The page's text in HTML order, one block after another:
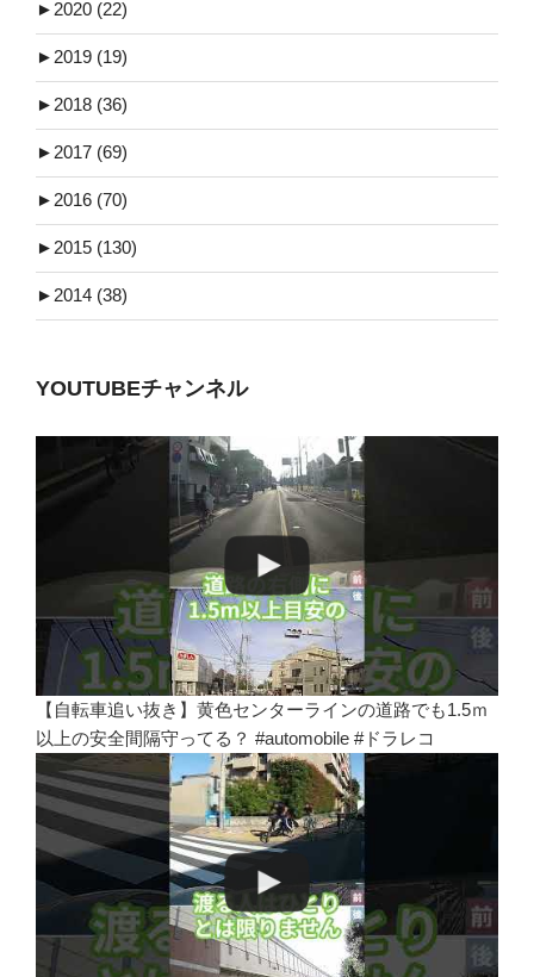
►2020 (22)
►2019 (19)
►2018 (36)
►2017 (69)
►2016 (70)
►2015 (130)
►2014 (38)
YOUTUBEチャンネル
【自転車追い抜き】黄色センターラインの道路でも1.5ｍ
以上の安全間隔守ってる？ #automobile #ドラレコ